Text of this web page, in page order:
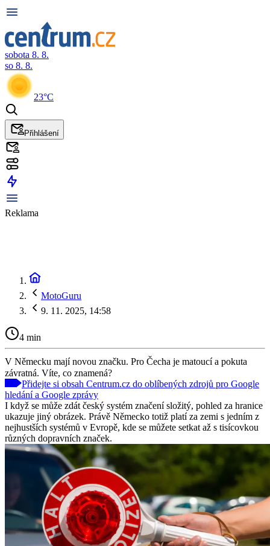
sobota 8. 8.
so 8. 8.
23°C
Přihlášení
Reklama
MotoGuru
9. 11. 2025, 14:58
4 min
V Německu mají novou značku. Pro Čecha je matoucí a pokuta
závratná. Víte, co znamená?
Přidejte si obsah Centrum.cz do oblíbených zdrojů pro Google
hledání a Google zprávy
I když se může zdát český systém značení složitý, pohled za hranice
ukazuje jiný obrázek. Právě Německo totiž platí za zemi s jedním z
nejhustších systémů v Evropě, kde se můžete setkat až s tisícovkou
různých dopravních značek.